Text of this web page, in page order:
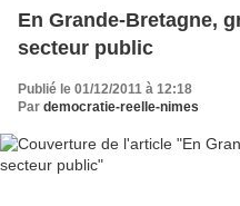
En Grande-Bretagne,
secteur public
Publié le 01/12/2011 à 12:18
Par democratie-reelle-nimes